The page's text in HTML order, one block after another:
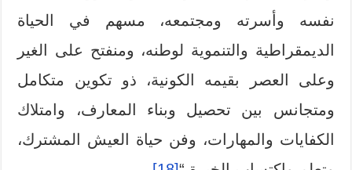
نفسه وأسرته ومجتمعه، مسهم في الحياة
الديمقراطية والتنموية لوطنه، ومنفتح على الغير
وعلى العصر بقيمه الكونية، ذو تكوين متكامل
ومتجانس بين تحصيل وبناء المعارف، وامتلاك
الكفايات والمهارات، وفن حياة العيش المشترك،